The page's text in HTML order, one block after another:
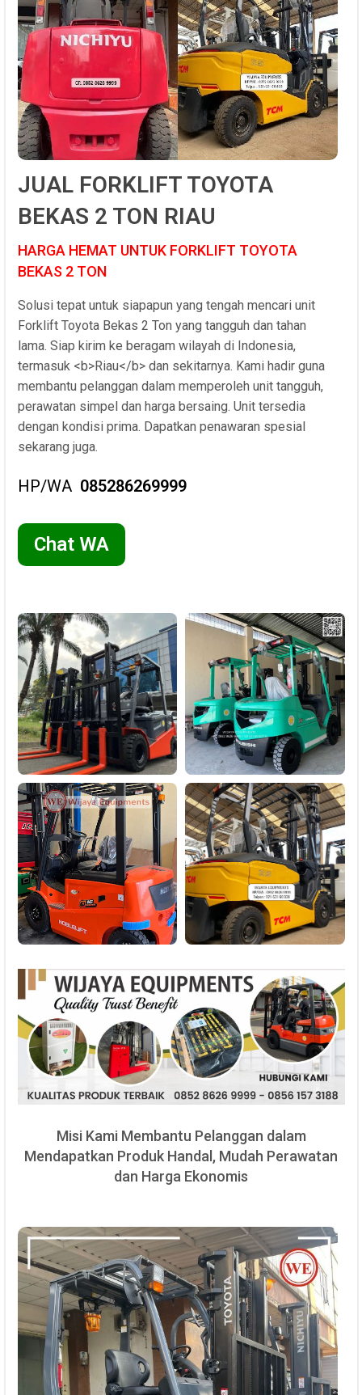
JUAL FORKLIFT TOYOTA
BEKAS 2 TON RIAU
HARGA HEMAT UNTUK FORKLIFT TOYOTA
BEKAS 2 TON
Solusi tepat untuk siapapun yang tengah mencari unit
Forklift Toyota Bekas 2 Ton yang tangguh dan tahan
lama. Siap kirim ke beragam wilayah di Indonesia,
termasuk <b>Riau</b> dan sekitarnya. Kami hadir guna
membantu pelanggan dalam memperoleh unit tangguh,
perawatan simpel dan harga bersaing. Unit tersedia
dengan kondisi prima. Dapatkan penawaran spesial
sekarang juga.
HP/WA 085286269999
Chat WA
Misi Kami Membantu Pelanggan dalam
Mendapatkan Produk Handal, Mudah Perawatan
dan Harga Ekonomis